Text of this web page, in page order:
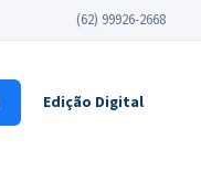
(62) 99926-2668
Edição Digital